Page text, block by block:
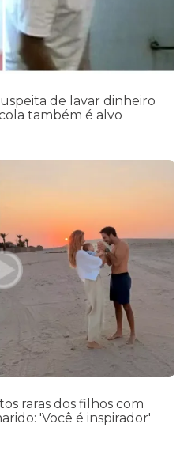
de lavar dinheiro
também é alvo
raras dos filhos com
'Você é inspirador'